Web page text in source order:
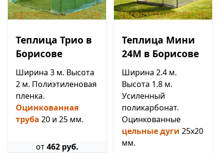
Теплица Трио в
Борисове
Ширина 3 м. Высота
2 м. Полиэтиленовая
пленка.
Оцинкованная
труба 20 и 25 мм.
от462 руб.
Теплица Мини
24М в Борисове
Ширина 2.4 м.
Высота 1.8 м.
Усиленный
поликарбонат.
Оцинкованные
цельные дуги 25х20
мм.